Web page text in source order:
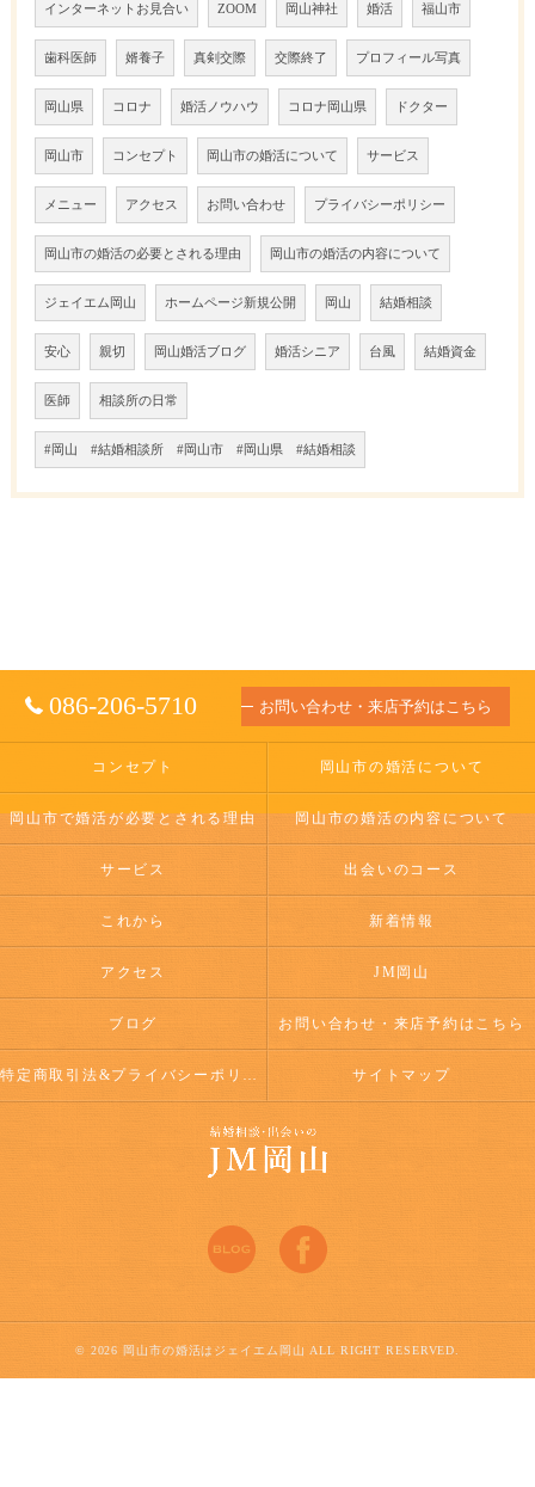
インターネットお見合い ZOOM 岡山神社 婚活 福山市
歯科医師 婿養子 真剣交際 交際終了 プロフィール写真
岡山県 コロナ 婚活ノウハウ コロナ岡山県 ドクター
岡山市 コンセプト 岡山市の婚活について サービス
メニュー アクセス お問い合わせ プライバシーポリシー
岡山市の婚活の必要とされる理由 岡山市の婚活の内容について
ジェイエム岡山 ホームページ新規公開 岡山 結婚相談
安心 親切 岡山婚活ブログ 婚活シニア 台風 結婚資金
医師 相談所の日常
#岡山 #結婚相談所 #岡山市 #岡山県 #結婚相談
086-206-5710 お問い合わせ・来店予約はこちら
コンセプト 岡山市の婚活について
岡山市で婚活が必要とされる理由 岡山市の婚活の内容について
サービス 出会いのコース
これから 新着情報
アクセス JM岡山
ブログ お問い合わせ・来店予約はこちら
特定商取引法&プライバシーポリシー サイトマップ
© 2026 岡山市の婚活はジェイエム岡山 ALL RIGHT RESERVED.